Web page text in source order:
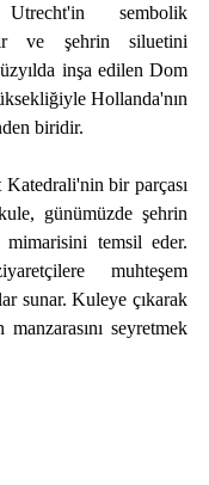
sembolik
ve şehrin siluetini
inşa edilen Dom
Hollanda'nın
biridir.
bir parçası
günümüzde şehrin
temsil eder.
muhteşem
sunar. Kuleye çıkarak
seyretmek